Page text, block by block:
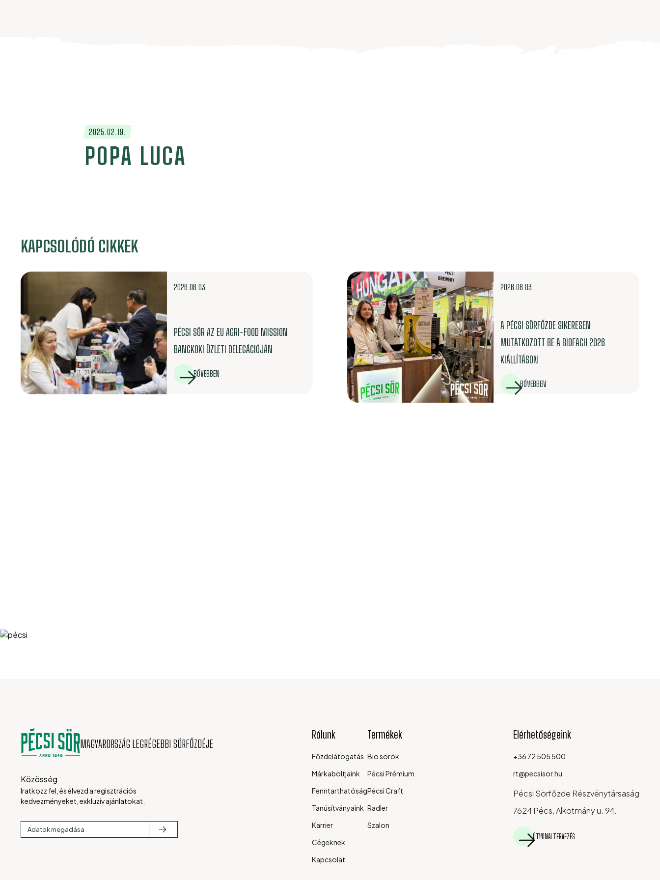
2025.02.19.
POPA LUCA
KAPCSOLÓDÓ CIKKEK
2026.06.03.
PÉCSI SÖR AZ EU AGRI-FOOD MISSION
BANGKOKI ÜZLETI DELEGÁCIÓJÁN
BŐVEBBEN
2026.06.03.
A PÉCSI SÖRFŐZDE SIKERESEN
MUTATKOZOTT BE A BIOFACH 2026
KIÁLLÍTÁSON
BŐVEBBEN
MAGYARORSZÁG LEGRÉGEBBI SÖRFŐZDÉJE
Közösség
Iratkozz fel, és élvezd a regisztrációs
kedvezményeket, exkluzív ajánlatokat.
Adatok megadása
Rólunk
Főzdelátogatás
Márkaboltjaink
Fenntarthatóság
Tanúsítványaink
Karrier
Cégeknek
Kapcsolat
Termékek
Bio sörök
Pécsi Prémium
Pécsi Craft
Radler
Szalon
Elérhetőségeink
+36 72 505 500
rt@pecsisor.hu
Pécsi Sörfőzde Részvénytársaság
7624 Pécs, Alkotmány u. 94.
ÚTVONALTERVEZÉS